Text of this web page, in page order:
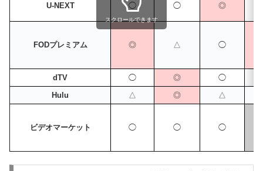
U-NEXT ◯ ◯ ◎
FODプレミアム ◎ △ ◯
dTV ◯ ◎
◯
Hulu
△ ◎ △
ビデオマーケット ◯ ◯ ◯
スクロールできます